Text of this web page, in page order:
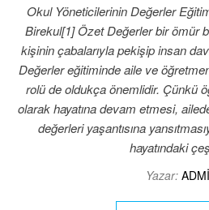
Okul Yöneticilerinin Değerler
Birekul[1] Özet Değerler bir ömür
kişinin çabalarıyla pekişip insan
Değerler eğitiminde aile ve
rolü de oldukça önemlidir. Çünkü
olarak hayatına devam etmesi,
değerleri yaşantısına
hayatındaki
Yazar: